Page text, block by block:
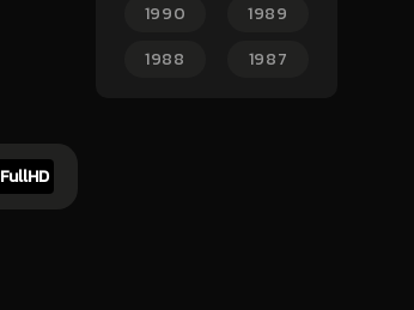
FullHD
1990
1989
1988
1987